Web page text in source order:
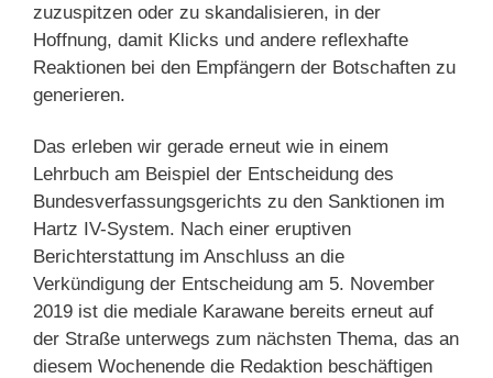
zuzuspitzen oder zu skandalisieren, in der
Hoffnung, damit Klicks und andere reflexhafte
Reaktionen bei den Empfängern der Botschaften zu
generieren.
Das erleben wir gerade erneut wie in einem
Lehrbuch am Beispiel der Entscheidung des
Bundesverfassungsgerichts zu den Sanktionen im
Hartz IV-System. Nach einer eruptiven
Berichterstattung im Anschluss an die
Verkündigung der Entscheidung am 5. November
2019 ist die mediale Karawane bereits erneut auf
der Straße unterwegs zum nächsten Thema, das an
diesem Wochenende die Redaktion beschäftigen